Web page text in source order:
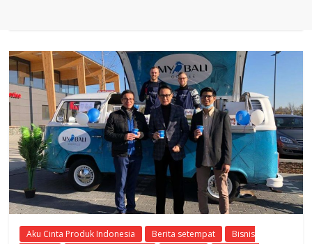
Aku Cinta Produk Indonesia Berita setempat
Bisnis